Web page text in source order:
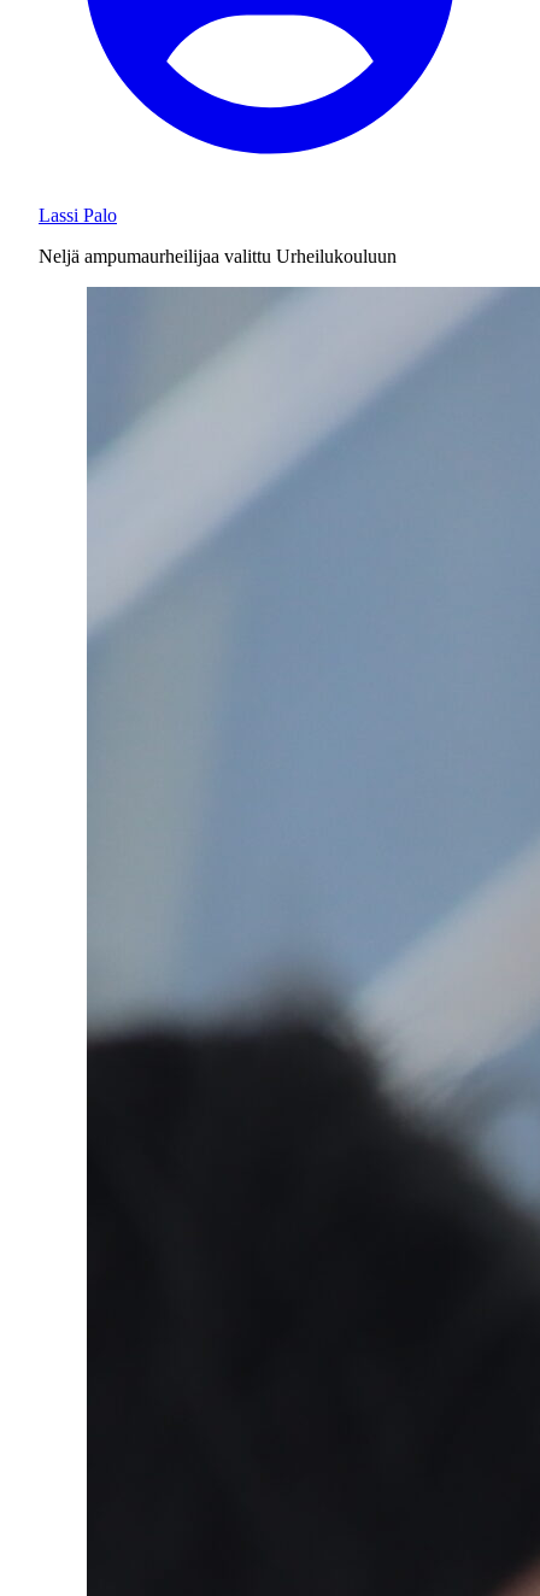
Lassi Palo
Neljä ampumaurheilijaa valittu Urheilukouluun